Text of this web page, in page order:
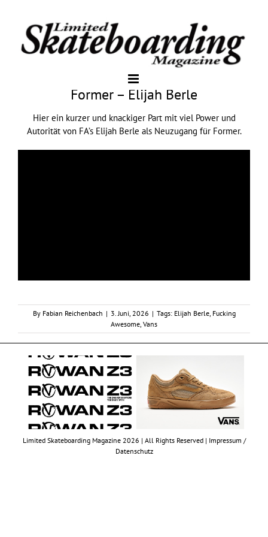
Former – Elijah Berle
Hier ein kurzer und knackiger Part mit viel Power und
Autorität von FA’s Elijah Berle als Neuzugang für Former.
By Fabian Reichenbach | 3. Juni, 2026 | Tags: Elijah Berle, Fucking
Awesome, Vans
Limited Skateboarding Magazine 2026 | All Rights Reserved | Impressum /
Datenschutz